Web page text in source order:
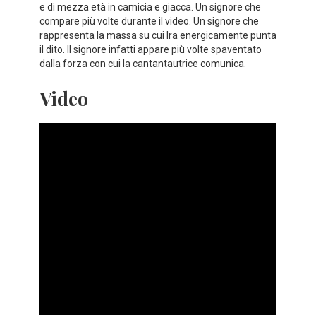
e di mezza età in camicia e giacca. Un signore che
compare più volte durante il video. Un signore che
rappresenta la massa su cui Ira energicamente punta
il dito. Il signore infatti appare più volte spaventato
dalla forza con cui la cantantautrice comunica.
Video